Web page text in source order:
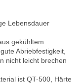
Lebensdauer
gekühltem
Abriebfestigkeit,
nicht leicht brechen
ist QT-500, Härte